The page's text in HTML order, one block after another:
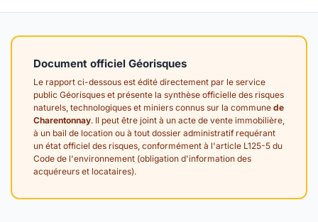
Document officiel Géorisques
Le rapport ci-dessous est édité directement par le service
public Géorisques et présente la synthèse officielle des risques
naturels, technologiques et miniers connus sur la commune de
Charentonnay. Il peut être joint à un acte de vente immobilière,
à un bail de location ou à tout dossier administratif requérant
un état officiel des risques, conformément à l'article L125-5 du
Code de l'environnement (obligation d'information des
acquéreurs et locataires).